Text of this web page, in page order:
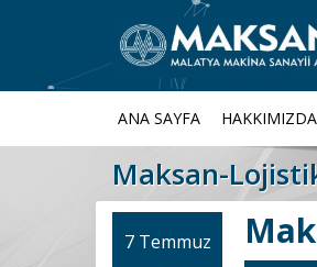
ANA SAYFA HAKKIMIZDA
Maksan-
7 Temmuz